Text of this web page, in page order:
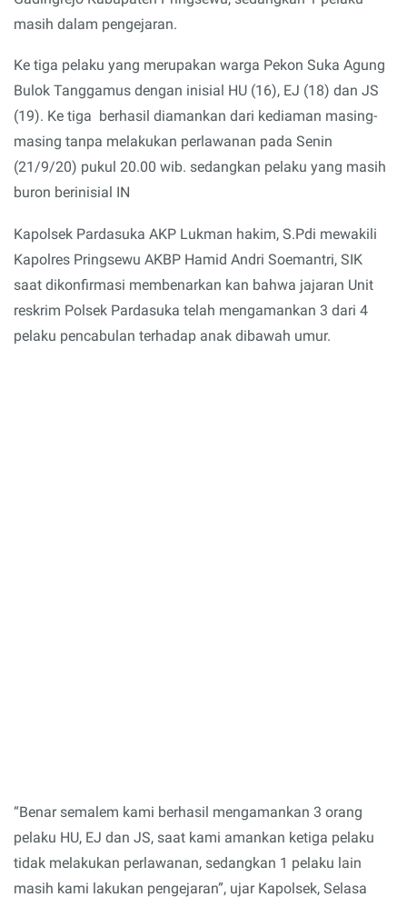
masih dalam pengejaran.
Ke tiga pelaku yang merupakan warga Pekon Suka Agung
Bulok Tanggamus dengan inisial HU (16), EJ (18) dan JS
(19). Ke tiga berhasil diamankan dari kediaman masing-
masing tanpa melakukan perlawanan pada Senin
(21/9/20) pukul 20.00 wib. sedangkan pelaku yang masih
buron berinisial IN
Kapolsek Pardasuka AKP Lukman hakim, S.Pdi mewakili
Kapolres Pringsewu AKBP Hamid Andri Soemantri, SIK
saat dikonfirmasi membenarkan kan bahwa jajaran Unit
reskrim Polsek Pardasuka telah mengamankan 3 dari 4
pelaku pencabulan terhadap anak dibawah umur.
“Benar semalem kami berhasil mengamankan 3 orang
pelaku HU, EJ dan JS, saat kami amankan ketiga pelaku
tidak melakukan perlawanan, sedangkan 1 pelaku lain
masih kami lakukan pengejaran”, ujar Kapolsek, Selasa